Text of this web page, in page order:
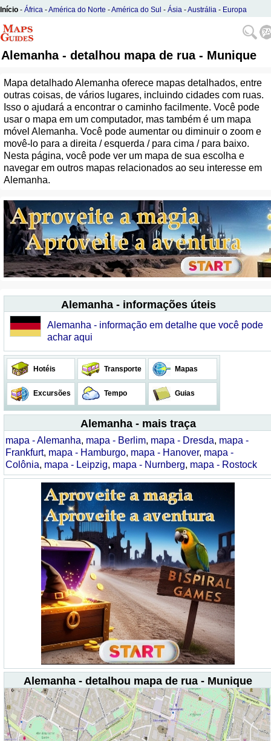
Início - África -América do Norte -América do Sul - Ásia -Austrália - Europa
Alemanha - detalhou mapa de rua - Munique
Mapa detalhado Alemanha oferece mapas detalhados, entre
outras coisas, de vários lugares, incluindo cidades com ruas.
Isso o ajudará a encontrar o caminho facilmente. Você pode
usar o mapa em um computador, mas também é um mapa
móvel Alemanha. Você pode aumentar ou diminuir o zoom e
movê-lo para a direita / esquerda / para cima / para baixo.
Nesta página, você pode ver um mapa de sua escolha e
navegar em outros mapas relacionados ao seu interesse em
Alemanha.
Alemanha - informações úteis
Alemanha - informação em detalhe que você pode
achar aqui
Hotéis Transporte Mapas
Excursões Tempo Guias
Alemanha - mais traça
mapa - Alemanha, mapa - Berlim, mapa - Dresda, mapa -
Frankfurt, mapa - Hamburgo, mapa - Hanover, mapa -
Colônia, mapa - Leipzig, mapa - Nurnberg, mapa - Rostock
Alemanha - detalhou mapa de rua - Munique